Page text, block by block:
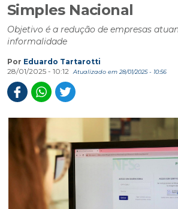
Simples Nacional
Objetivo é a redução de empresas
informalidade
Por Eduardo Tartarotti
28/01/2025 - 10:12
Atualizado em 28/01/2025 - 10:56